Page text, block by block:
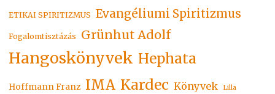
ETIKAI SPIRITIZMUS Evangéliumi Spiritizmus
Fogalomtisztázás Grünhut Adolf
Hangoskönyvek Hephata
Hoffmann Franz IMA Kardec Könyvek Lilla